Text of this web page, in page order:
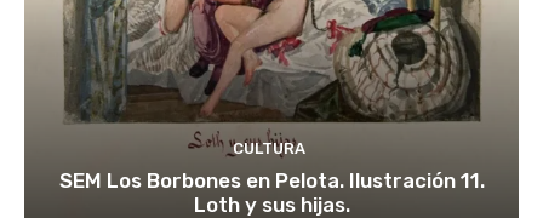
CULTURA
SEM Los Borbones en Pelota. Ilustración 11.
Loth y sus hijas.